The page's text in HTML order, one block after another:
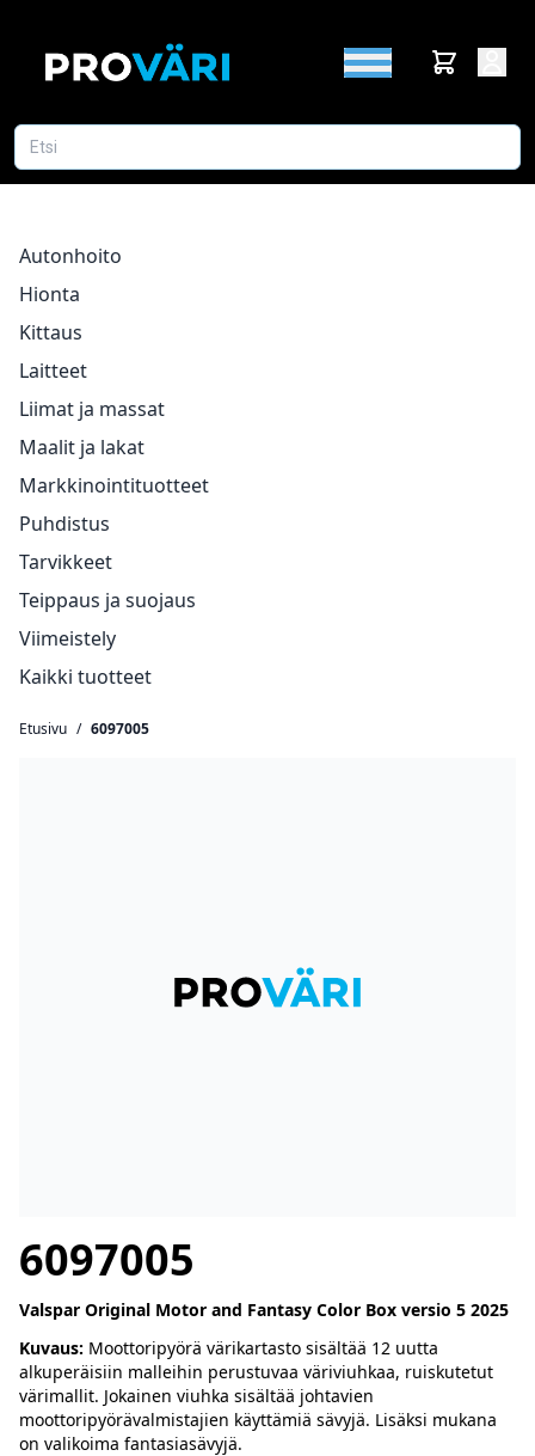
Autonhoito
Hionta
Kittaus
Laitteet
Liimat ja massat
Maalit ja lakat
Markkinointituotteet
Puhdistus
Tarvikkeet
Teippaus ja suojaus
Viimeistely
Kaikki tuotteet
Etusivu / 6097005
6097005
Valspar Original Motor and Fantasy Color Box versio 5 2025
Kuvaus: Moottoripyörä värikartasto sisältää 12 uutta
alkuperäisiin malleihin perustuvaa väriviuhkaa, ruiskutetut
värimallit. Jokainen viuhka sisältää johtavien
moottoripyörävalmistajien käyttämiä sävyjä. Lisäksi mukana
on valikoima fantasiasävyjä.